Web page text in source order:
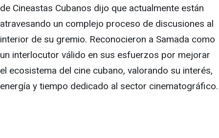
de Cineastas Cubanos dijo que actualmente están
atravesando un complejo proceso de discusiones al
interior de su gremio. Reconocieron a Samada como
un interlocutor válido en sus esfuerzos por mejorar
el ecosistema del cine cubano, valorando su interés,
energía y tiempo dedicado al sector cinematográfico.